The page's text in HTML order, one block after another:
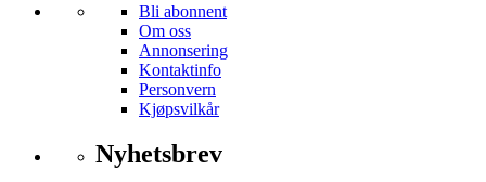
Bli abonnent
Om oss
Annonsering
Kontaktinfo
Personvern
Kjøpsvilkår
Nyhetsbrev